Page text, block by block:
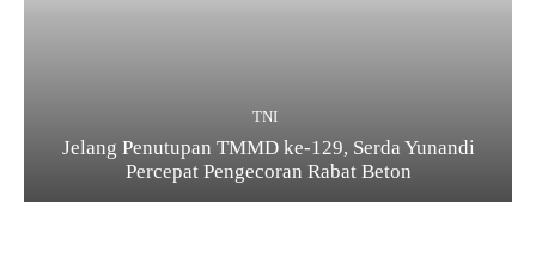
TNI
Jelang Penutupan TMMD ke-129, Serda Yunandi
Percepat Pengecoran Rabat Beton